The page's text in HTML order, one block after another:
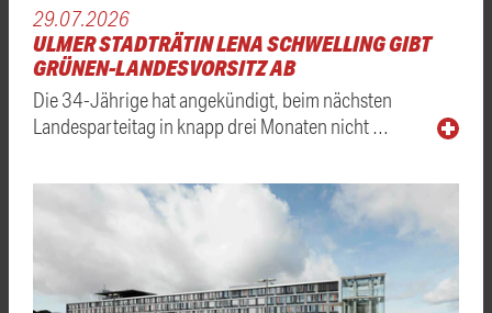
29.07.2026
ULMER STADTRÄTIN LENA SCHWELLING GIBT
GRÜNEN-LANDESVORSITZ AB
Die 34-Jährige hat angekündigt, beim nächsten
Landesparteitag in knapp drei Monaten nicht …